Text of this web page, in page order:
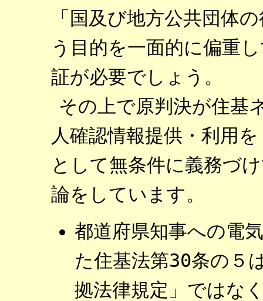
「国及び地方公共団体
う目的を一面的に偏重
証が必要でしょう。
その上で原判決が住基
人確認情報提供・利用
として無条件に義務づ
論をしています。
都道府県知事への電
た住基法第30条の５
拠法律規定」ではな